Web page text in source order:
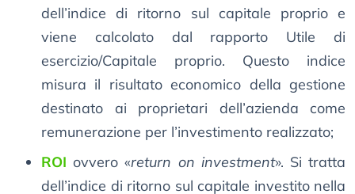
dell’indice di ritorno sul capitale proprio e
viene calcolato dal rapporto Utile di
esercizio/Capitale proprio. Questo indice
misura il risultato economico della gestione
destinato ai proprietari dell’azienda come
remunerazione per l’investimento realizzato;
ROI ovvero «return on investment». Si tratta
dell’indice di ritorno sul capitale investito nella